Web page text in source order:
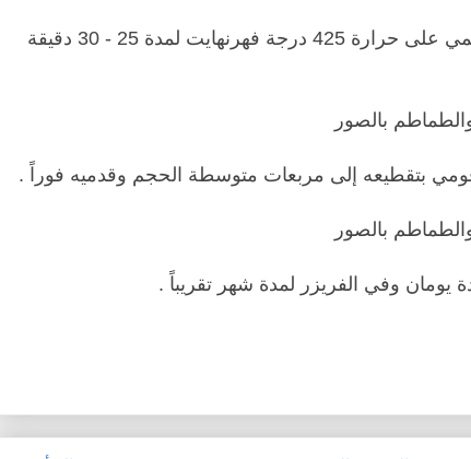
· ضعي الصينية في فرن محمي على حرارة 425 درجة فهرنهايت لمدة 25 - 30 دقيقة
قومي بتقطيعه إلى مربعات متوسطة الحجم وقدميه فوراً .
يومان وفي الفريزر لمدة شهر تقريباً .